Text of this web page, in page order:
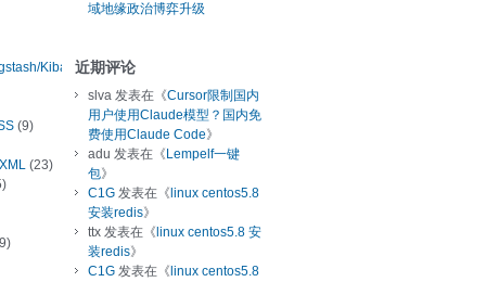
Kibana
(9)
(23)
域地缘政治博弈升级
近期评论
slva 发表在《Cursor限制国内
用户使用Claude模型？国内免
费使用Claude Code》
adu 发表在《 Lempelf一键
包》
C1G 发表在《 linux centos5.8
安装redis》
ttx 发表在《 linux centos5.8 安
装redis》
C1G 发表在《 linux centos5.8